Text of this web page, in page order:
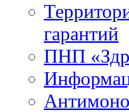
гарантий
ПНП